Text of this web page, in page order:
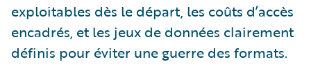
exploitables dès le départ, les coûts d’accès
encadrés, et les jeux de données clairement
définis pour éviter une guerre des formats.